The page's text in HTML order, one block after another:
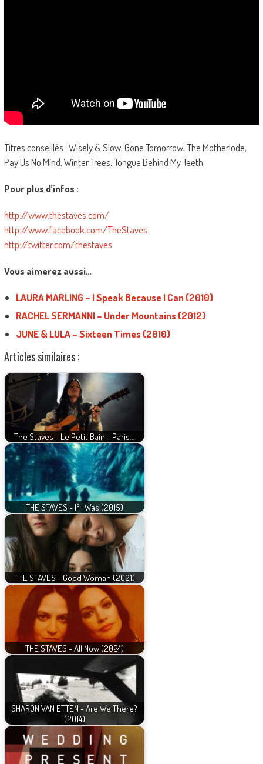
Titres conseillés : Wisely & Slow, Gone Tomorrow, The Motherlode,
Pay Us No Mind, Winter Trees, Tongue Behind My Teeth
Pour plus d’infos :
http://www.thestaves.com/
http://www.facebook.com/TheStaves
http://twitter.com/thestaves
Vous aimerez aussi…
LAURA MARLING – I Speak Because I Can (2010)
RACHEL SERMANNI – Under Mountains (2012)
JUNE & LULA – Sixteen Times (2010)
Articles similaires :
The Staves - Le Petit Bain - Paris…
THE STAVES - If I Was (2015)
THE STAVES - Good Woman (2021)
THE STAVES - All Now (2024)
SHARON VAN ETTEN - Are We There?
(2014)